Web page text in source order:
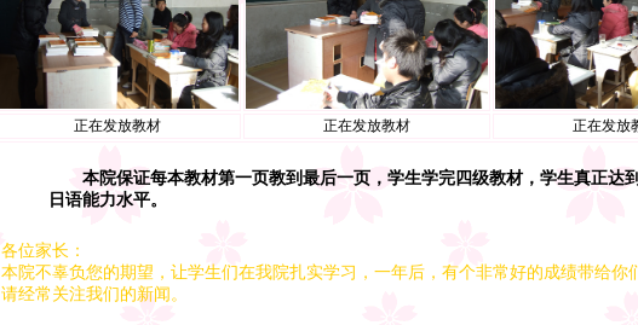
正在发放教材 正在发放教材 正在发放
本院保证每本教材第一页教到最后一页，学生学完四级教材，学生真正达
日语能力水平。
各位家长：
本院不辜负您的期望，让学生们在我院扎实学习，一年后，有个非常好的成绩带给你
请经常关注我们的新闻。